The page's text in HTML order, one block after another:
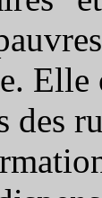
des